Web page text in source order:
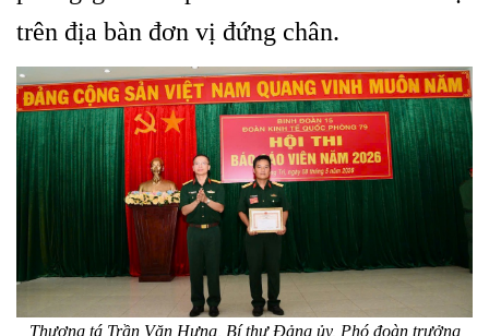
trên địa bàn đơn vị đứng chân.
Thượng tá Trần Văn Hưng, Bí thư Đảng ủy, Phó đoàn trưởng